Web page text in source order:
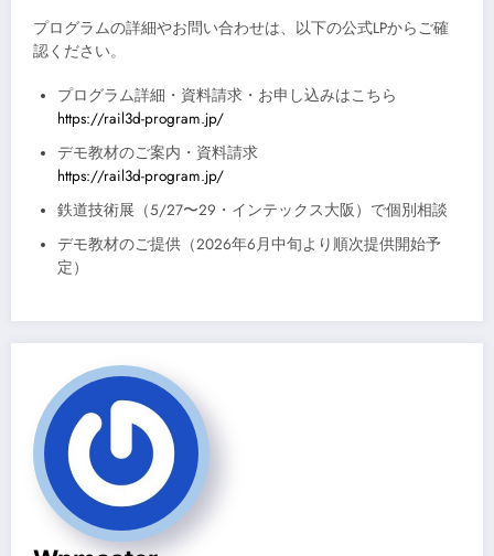
プログラムの詳細やお問い合わせは、以下の公式LPからご確
認ください。
プログラム詳細・資料請求・お申し込みはこちら
https://rail3d-program.jp/
デモ教材のご案内・資料請求
https://rail3d-program.jp/
鉄道技術展（5/27〜29・インテックス大阪）で個別相談
デモ教材のご提供（2026年6月中旬より順次提供開始予
定）